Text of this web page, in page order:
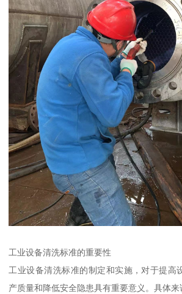
工业设备清洗标准的重要性
工业设备清洗标准的制定和实施，对于提高
产质量和降低安全隐患具有重要意义。具体来